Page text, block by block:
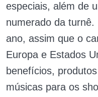
especiais, além de
numerado da
ano, assim que o
Europa e Estados
benefícios,
músicas para os